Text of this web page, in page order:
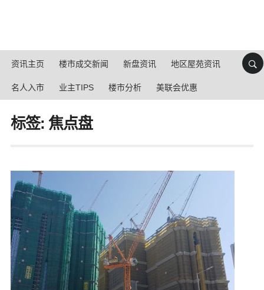
资讯主页 楼市成交新闻 新盘资讯 地区屋苑资讯
名人入市 业主TIPS 楼市分析 美联会优惠
标签: 焦点盘